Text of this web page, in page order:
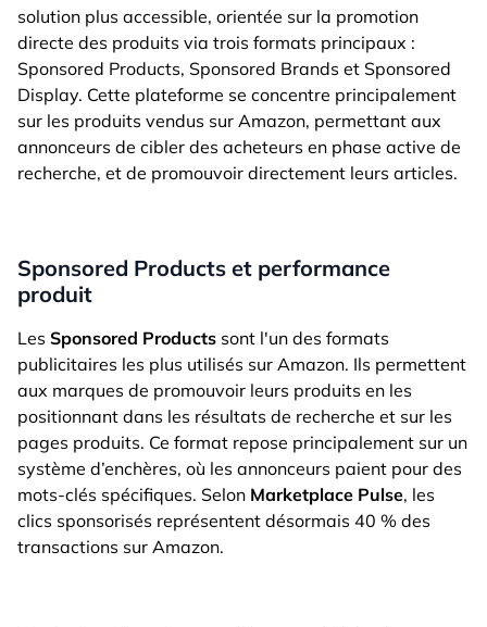
solution plus accessible, orientée sur la promotion
directe des produits via trois formats principaux :
Sponsored Products, Sponsored Brands et Sponsored
Display. Cette plateforme se concentre principalement
sur les produits vendus sur Amazon, permettant aux
annonceurs de cibler des acheteurs en phase active de
recherche, et de promouvoir directement leurs articles.
Sponsored Products et performance
produit
Les Sponsored Products sont l'un des formats
publicitaires les plus utilisés sur Amazon. Ils permettent
aux marques de promouvoir leurs produits en les
positionnant dans les résultats de recherche et sur les
pages produits. Ce format repose principalement sur un
système d’enchères, où les annonceurs paient pour des
mots-clés spécifiques. Selon Marketplace Pulse, les
clics sponsorisés représentent désormais 40 % des
transactions sur Amazon.